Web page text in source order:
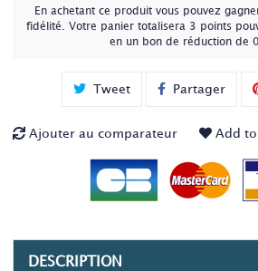
En achetant ce produit vous pouvez
fidélité . Votre panier totalisera 3 points
en un bon de réduction de
Tweet Partager
Ajouter au comparateur Add
DESCRIPTION